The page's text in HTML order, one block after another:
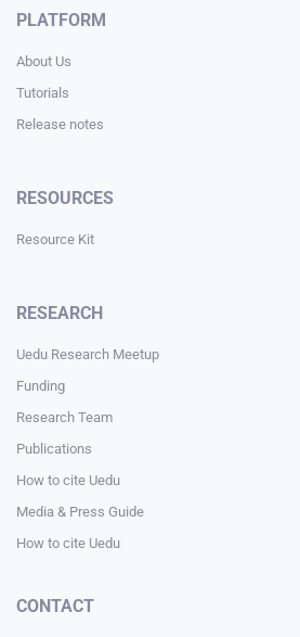
PLATFORM
About Us
Tutorials
Release notes
RESOURCES
Resource Kit
RESEARCH
Uedu Research Meetup
Funding
Research Team
Publications
How to cite Uedu
Media & Press Guide
How to cite Uedu
CONTACT